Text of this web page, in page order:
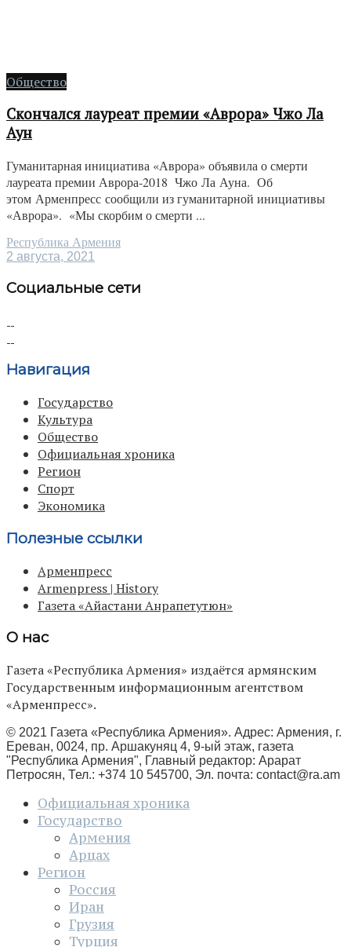
Общество
Скончался лауреат премии «Аврора» Чжо Ла
Аун
Гуманитарная инициатива «Аврора» объявила о смерти
лауреата премии Аврора-2018 Чжо Ла Ауна. Об
этом Арменпресс сообщили из гуманитарной инициативы
«Аврора». «Мы скорбим о смерти ...
Республика Армения
2 августа, 2021
Социальные сети
Навигация
Государство
Культура
Общество
Официальная хроника
Регион
Спорт
Экономика
Полезные ссылки
Арменпресс
Armenpress | History
Газета «Айастани Анрапетутюн»
О нас
Газета «Республика Армения» издаётся армянским
Государственным информационным агентством
«Арменпресс».
© 2021 Газета «Республика Армения». Адрес: Армения, г.
Ереван, 0024, пр. Аршакуняц 4, 9-ый этаж, газета
"Республика Армения", Главный редактор: Арарат
Петросян, Тел.: +374 10 545700, Эл. почта: contact@ra.am
Официальная хроника
Государство
Армения
Арцах
Регион
Россия
Иран
Грузия
Турция